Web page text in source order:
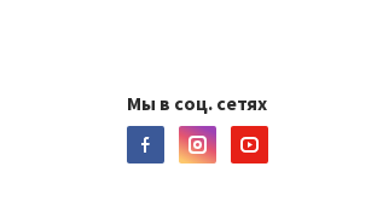
Мы в соц. сетях